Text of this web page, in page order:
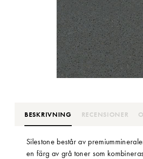
BESKRIVNING RECENSIONER
Silestone består av
en färg av grå toner som